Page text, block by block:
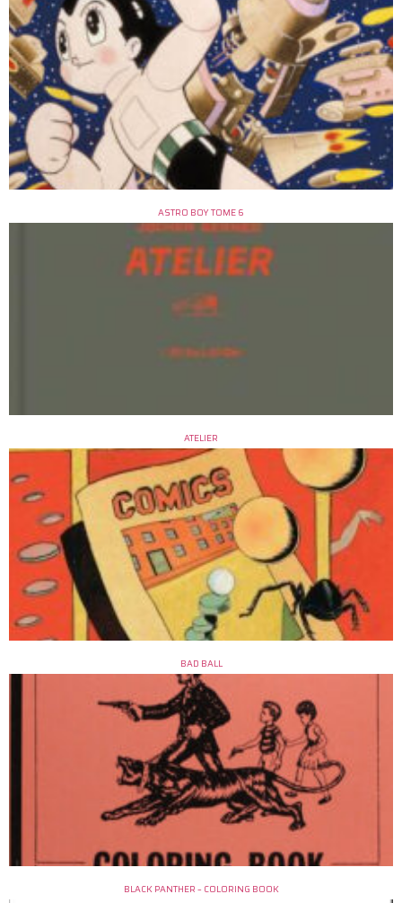
ASTRO BOY TOME 6
ATELIER
BAD BALL
BLACK PANTHER – COLORING BOOK